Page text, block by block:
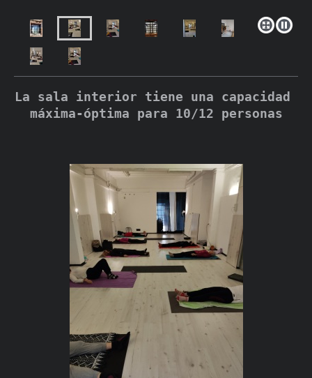
La sala interior tiene una capacidad
máxima-óptima para 10/12 personas